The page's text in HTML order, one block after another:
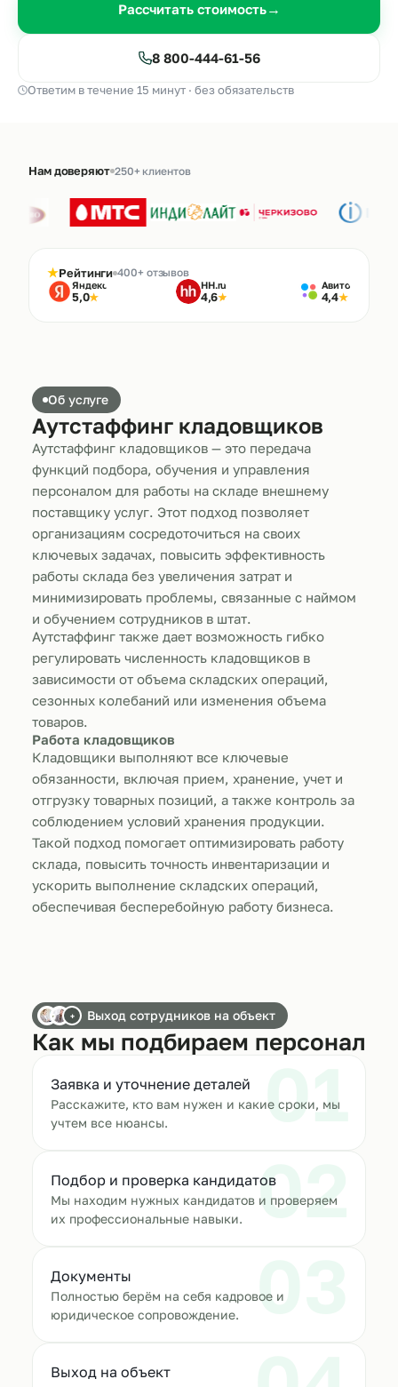
Рассчитать стоимость→
8 800-444-61-56
Ответим в течение 15 минут · без обязательств
Нам доверяют 250+ клиентов
★Рейтинги 400+ отзывов
Яндекс
5,0★
HH.ru
4,6★
Авито
4,4★
Об услуге
Аутстаффинг кладовщиков
Аутстаффинг кладовщиков — это передача
функций подбора, обучения и управления
персоналом для работы на складе внешнему
поставщику услуг. Этот подход позволяет
организациям сосредоточиться на своих
ключевых задачах, повысить эффективность
работы склада без увеличения затрат и
минимизировать проблемы, связанные с наймом
и обучением сотрудников в штат.
Аутстаффинг также дает возможность гибко
регулировать численность кладовщиков в
зависимости от объема складских операций,
сезонных колебаний или изменения объема
товаров.
Работа кладовщиков
Кладовщики выполняют все ключевые
обязанности, включая прием, хранение, учет и
отгрузку товарных позиций, а также контроль за
соблюдением условий хранения продукции.
Такой подход помогает оптимизировать работу
склада, повысить точность инвентаризации и
ускорить выполнение складских операций,
обеспечивая бесперебойную работу бизнеса.
+ Выход сотрудников на объект
Как мы подбираем персонал
01
Заявка и уточнение деталей
Расскажите, кто вам нужен и какие сроки, мы
учтем все нюансы.
02
Подбор и проверка кандидатов
Мы находим нужных кандидатов и проверяем
их профессиональные навыки.
03
Документы
Полностью берём на себя кадровое и
юридическое сопровождение.
Выход на объект